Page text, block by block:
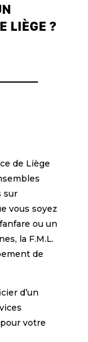
LIÈGE ?
de Liège
sur
vous soyez
ou un
la F.M.L.
de
d’un
votre